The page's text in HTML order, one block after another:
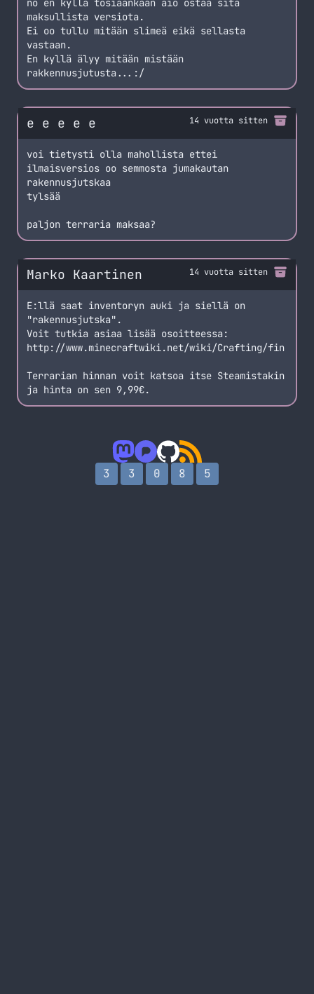
maksullista versiota.
Ei oo tullu mitään slimeä eikä sellasta
vastaan.
En kyllä älyy mitään mistään
rakkennusjutusta...:/
e e e e e 14 vuotta sitten
voi tietysti olla mahollista ettei
ilmaisversios oo semmosta jumakautan
rakennusjutskaa
tylsää
paljon terraria maksaa?
Marko Kaartinen 14 vuotta sitten
E:llä saat inventoryn auki ja siellä on
"rakennusjutska".
Voit tutkia asiaa lisää osoitteessa:
http://www.minecraftwiki.net/wiki/Crafting/fin
Terrarian hinnan voit katsoa itse Steamistakin
ja hinta on sen 9,99€.
3 3 0 8 5